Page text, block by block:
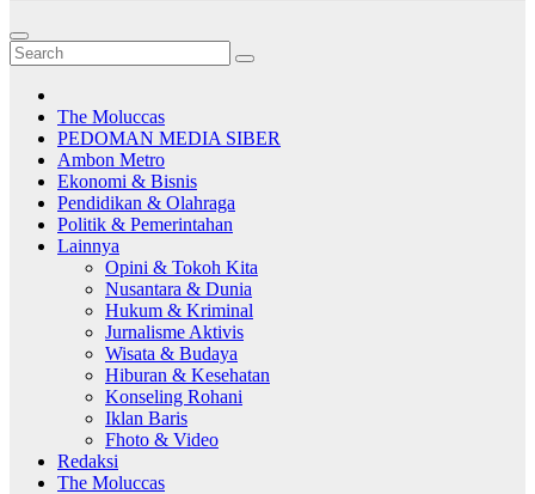
The Moluccas
PEDOMAN MEDIA SIBER
Ambon Metro
Ekonomi & Bisnis
Pendidikan & Olahraga
Politik & Pemerintahan
Lainnya
Opini & Tokoh Kita
Nusantara & Dunia
Hukum & Kriminal
Jurnalisme Aktivis
Wisata & Budaya
Hiburan & Kesehatan
Konseling Rohani
Iklan Baris
Fhoto & Video
Redaksi
The Moluccas